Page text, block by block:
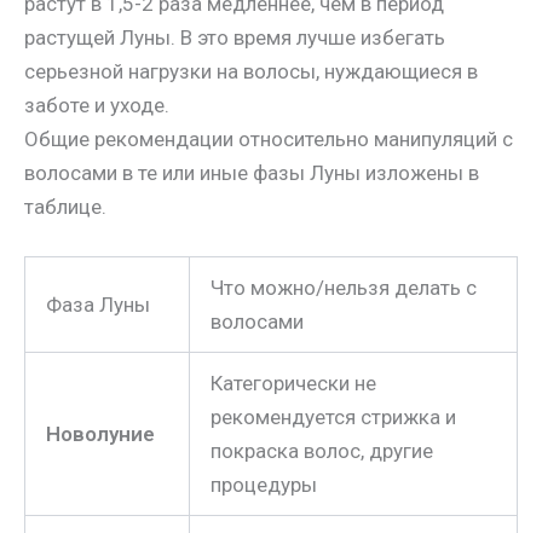
растущей Луны. В это время лучше избегать
серьезной нагрузки на волосы, нуждающиеся в
заботе и уходе.
Общие рекомендации относительно манипуляций с
волосами в те или иные фазы Луны изложены в
таблице.
Фаза Луны
Что можно/нельзя делать с
волосами
Новолуние
Категорически не
рекомендуется стрижка и
покраска волос, другие
процедуры